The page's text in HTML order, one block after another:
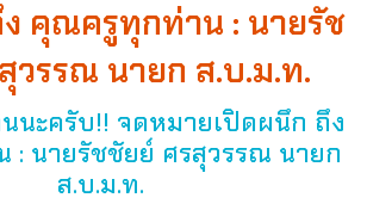
คุณครูทุกท่าน : นายรัช
วรรณ นายก ส.บ.ม.ท.
นะครับ!! จดหมายเปิดผนึก ถึง
: นายรัชชัยย์ ศรสุวรรณ นายก
ส.บ.ม.ท.